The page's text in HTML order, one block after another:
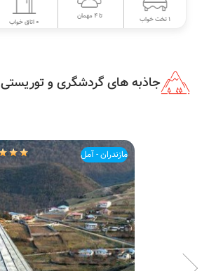
1 تخت خواب تا 4 مهمان
0 اتاق خواب
جاذبه های گردشگری و توریستی
مازندران - آمل